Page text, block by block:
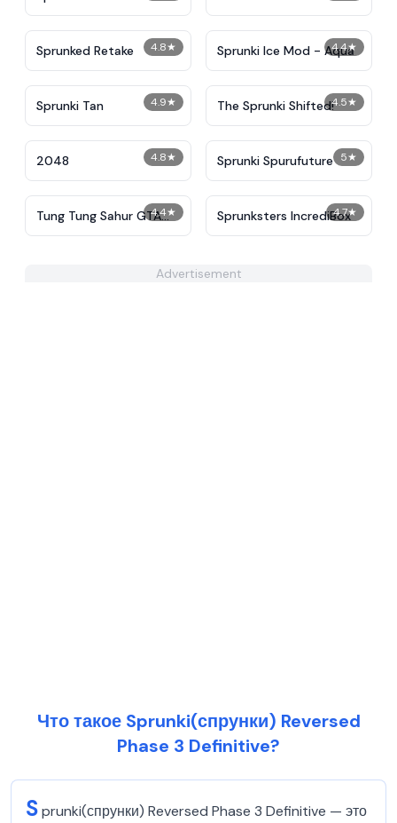
Treatment Reimagined
4.8★
Sprunked Retake 4.4★
Sprunki Ice Mod - Aqua
4.9★
Sprunki Tan 4.5★
The Sprunki Shifted!
4.8★
2048 5★
Sprunki Spurufuture
4.4★
Tung Tung Sahur GTA
Miami
4.7★
Sprunksters IncrediBox
Advertisement
Что такое Sprunki(спрунки) Reversed
Phase 3 Definitive?
Sprunki(спрунки) Reversed Phase 3 Definitive — это